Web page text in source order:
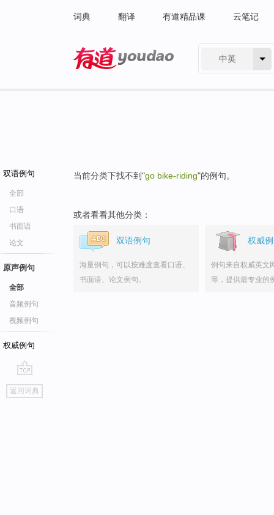
词典 翻译 有道精品课 云笔记
中英
双语例句
全部
口语
书面语
论文
原声例句
全部
音频例句
视频例句
权威例句
go
top
返回词典
当前分类下找不到"go bike-riding"的例句。
或者看看其他分类：
双语例句
海量例句，可以按难度查看口语、
书面语、论文例句。
权威
例句来自权威英文
等，提供最专业的